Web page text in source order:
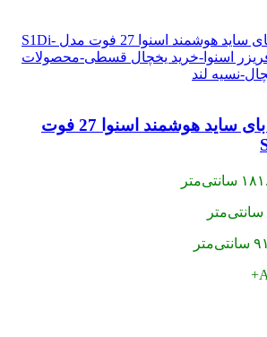
یخچال فریزر ساید بای ساید هوشمند اسنوا 27 فوت